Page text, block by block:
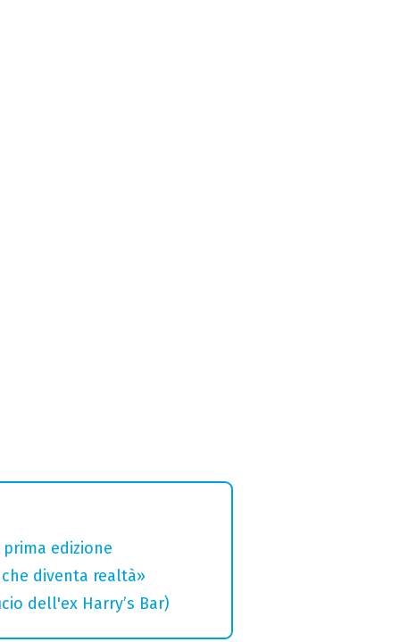
edizione
diventa realtà»
dell'ex Harry’s Bar)